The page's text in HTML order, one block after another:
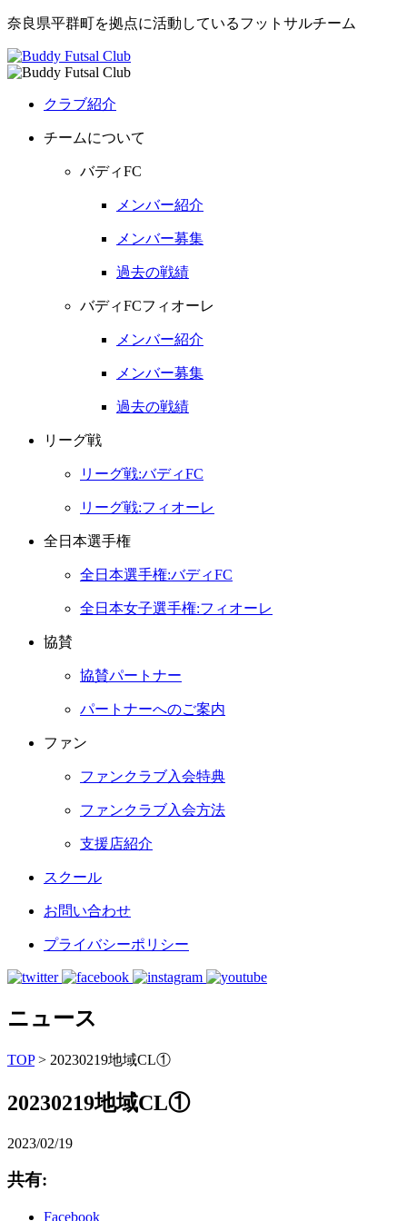
奈良県平群町を拠点に活動しているフットサルチーム
クラブ紹介
チームについて
バディFC
メンバー紹介
メンバー募集
過去の戦績
バディFCフィオーレ
メンバー紹介
メンバー募集
過去の戦績
リーグ戦
リーグ戦:バディFC
リーグ戦:フィオーレ
全日本選手権
全日本選手権:バディFC
全日本女子選手権:フィオーレ
協賛
協賛パートナー
パートナーへのご案内
ファン
ファンクラブ入会特典
ファンクラブ入会方法
支援店紹介
スクール
お問い合わせ
プライバシーポリシー
ニュース
TOP> 20230219地域CL①
20230219地域CL①
2023/02/19
共有:
Facebook